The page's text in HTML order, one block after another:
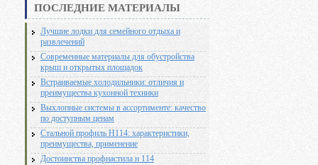
ПОСЛЕДНИЕ МАТЕРИАЛЫ
Лучшие лодки для семейного отдыха и
развлечений
Современные материалы для обустройства
крыш и открытых площадок
Встраиваемые холодильники: отличия и
преимущества кухонной техники
Выхлопные системы в ассортименте: качество
по доступным ценам
Стальной профиль Н114: характеристики,
преимущества, применение
Достоинства профнастила н 114